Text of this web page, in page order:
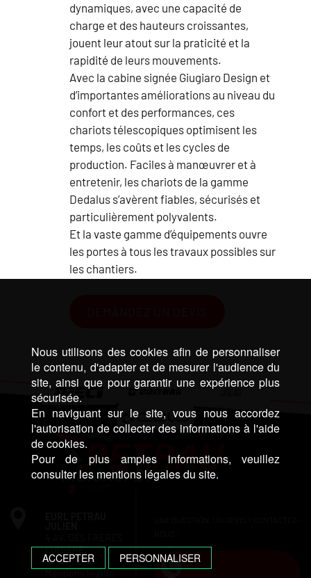
dynamiques, avec une capacité de
charge et des hauteurs croissantes,
jouent leur atout sur la praticité et la
rapidité de leurs mouvements.
Avec la cabine signée Giugiaro Design et
d’importantes améliorations au niveau du
confort et des performances, ces
chariots télescopiques optimisent les
temps, les coûts et les cycles de
production. Faciles à manœuvrer et à
entretenir, les chariots de la gamme
Dedalus s’avèrent fiables, sécurisés et
particulièrement polyvalents.
Et la vaste gamme d’équipements ouvre
les portes à tous les travaux possibles sur
les chantiers.
LUMIÈRE,
64140 LONS
Mentions légales
Nous utilisons des cookies afin de personnaliser
le contenu, d'adapter et de mesurer l'audience du
site, ainsi que pour garantir une expérience plus
sécurisée.
En naviguant sur le site, vous nous accordez
l'autorisation de collecter des informations à l'aide
de cookies.
Pour de plus amples informations, veuillez
consulter les mentions légales du site.
ACCEPTER PERSONNALISER